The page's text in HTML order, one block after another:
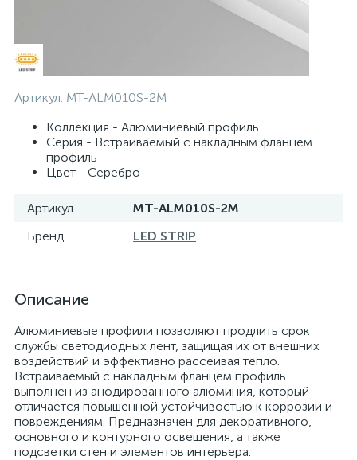
Артикул: MT-ALM010S-2M
Коллекция - Алюминиевый профиль
Серия - Встраиваемый с накладным фланцем
профиль
Цвет - Серебро
Артикул
MT-ALM010S-2M
Бренд
LED STRIP
Описание
Алюминиевые профили позволяют продлить срок
службы светодиодных лент, защищая их от внешних
воздействий и эффективно рассеивая тепло.
Встраиваемый с накладным фланцем профиль
выполнен из анодированного алюминия, который
отличается повышенной устойчивостью к коррозии и
повреждениям. Предназначен для декоративного,
основного и контурного освещения, а также
подсветки стен и элементов интерьера.